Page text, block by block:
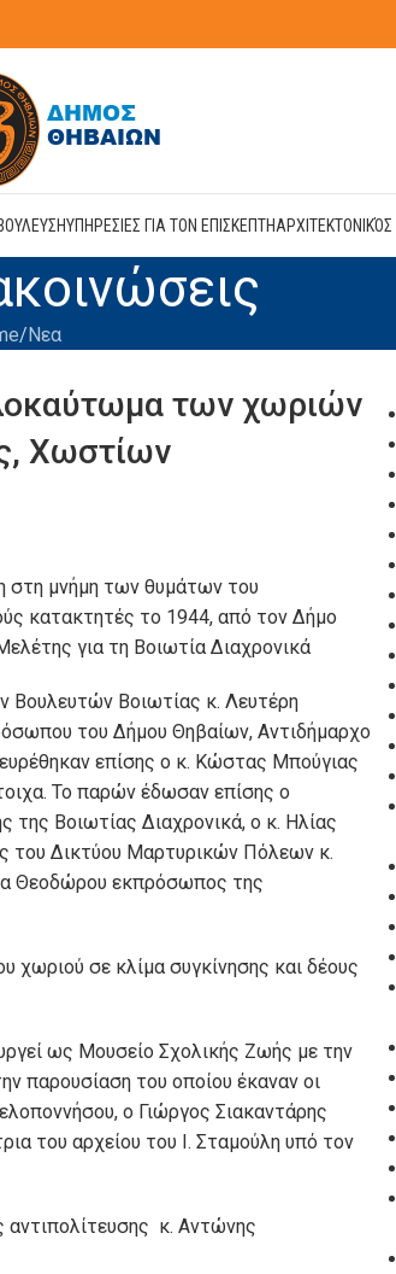
ΥΠΗΡΕΣΙΕΣ ΓΙΑ ΤΟΝ ΕΠΙΣΚΕΠΤΗ
Νεα
των χωριών
Χωστίων
στη μνήμη των θυμάτων του
κατακτητές το 1944, από τον Δήμο
για τη Βοιωτία Διαχρονικά
Βουλευτών Βοιωτίας κ. Λευτέρη
του Δήμου Θηβαίων, Αντιδήμαρχο
επίσης ο κ. Κώστας Μπούγιας
Το παρών έδωσαν επίσης ο
Βοιωτίας Διαχρονικά, ο κ. Ηλίας
του Δικτύου Μαρτυρικών Πόλεων κ.
Θεοδώρου εκπρόσωπος της
σε κλίμα συγκίνησης και δέους
ως Μουσείο Σχολικής Ζωής με την
παρουσίαση του οποίου έκαναν οι
ο Γιώργος Σιακαντάρης
του αρχείου του Ι. Σταμούλη υπό τον
αντιπολίτευσης κ. Αντώνης